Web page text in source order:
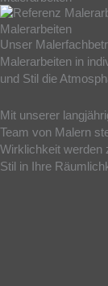
Malerarbeiten
Unser
Malerarbeiten in
und Stil die
Mit unserer
Team von Malern
Wirklichkeit werden
Stil in Ihre